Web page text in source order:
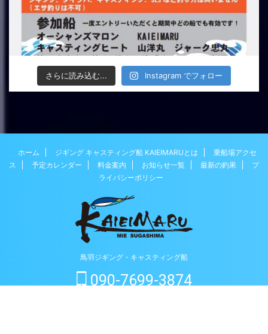
さらに読み込む... Instagram でフォロー
ホーム ジギング キャスティング船 KAIEIMARUとは
乗船場アクセ
ス
予定カレンダー 料金案内 お知らせ一覧 最新の釣果
プ
ライバシーポリシー
鳥羽ジギング・キャスティング船
090-7699-3874